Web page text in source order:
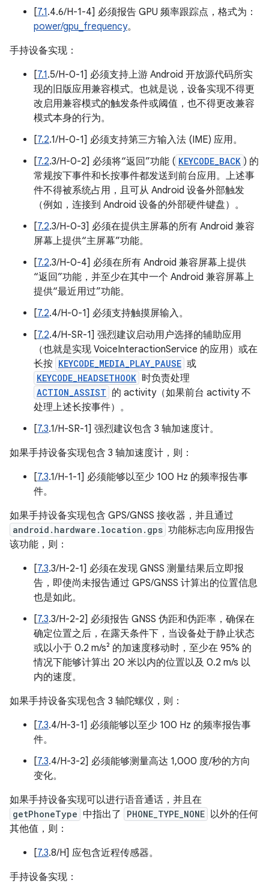
[7.1.4.6/H-1-4] 必须报告 GPU 频率跟踪点，格式为：
power/gpu_frequency。
手持设备实现：
[7.1.5/H-0-1] 必须支持上游 Android 开放源代码所实
现的旧版应用兼容模式。也就是说，设备实现不得更
改启用兼容模式的触发条件或阈值，也不得更改兼容
模式本身的行为。
[7.2.1/H-0-1] 必须支持第三方输入法 (IME) 应用。
[7.2.3/H-0-2] 必须将“返回”功能 ( KEYCODE_BACK ) 的
常规按下事件和长按事件都发送到前台应用。上述事
件不得被系统占用，且可从 Android 设备外部触发
（例如，连接到 Android 设备的外部硬件键盘）。
[7.2.3/H-0-3] 必须在提供主屏幕的所有 Android 兼容
屏幕上提供“主屏幕”功能。
[7.2.3/H-0-4] 必须在所有 Android 兼容屏幕上提供
“返回”功能，并至少在其中一个 Android 兼容屏幕上
提供“最近用过”功能。
[7.2.4/H-0-1] 必须支持触摸屏输入。
[7.2.4/H-SR-1] 强烈建议启动用户选择的辅助应用
（也就是实现 VoiceInteractionService 的应用）或在
长按 KEYCODE_MEDIA_PLAY_PAUSE 或
KEYCODE_HEADSETHOOK 时负责处理
ACTION_ASSIST 的 activity（如果前台 activity 不
处理上述长按事件）。
[7.3.1/H-SR-1] 强烈建议包含 3 轴加速度计。
如果手持设备实现包含 3 轴加速度计，则：
[7.3.1/H-1-1] 必须能够以至少 100 Hz 的频率报告事
件。
如果手持设备实现包含 GPS/GNSS 接收器，并且通过
android.hardware.location.gps 功能标志向应用报告
该功能，则：
[7.3.3/H-2-1] 必须在发现 GNSS 测量结果后立即报
告，即使尚未报告通过 GPS/GNSS 计算出的位置信息
也是如此。
[7.3.3/H-2-2] 必须报告 GNSS 伪距和伪距率，确保在
确定位置之后，在露天条件下，当设备处于静止状态
或以小于 0.2 m/s² 的加速度移动时，至少在 95% 的
情况下能够计算出 20 米以内的位置以及 0.2 m/s 以
内的速度。
如果手持设备实现包含 3 轴陀螺仪，则：
[7.3.4/H-3-1] 必须能够以至少 100 Hz 的频率报告事
件。
[7.3.4/H-3-2] 必须能够测量高达 1,000 度/秒的方向
变化。
如果手持设备实现可以进行语音通话，并且在
getPhoneType 中指出了 PHONE_TYPE_NONE 以外的任何
其他值，则：
[7.3.8/H] 应包含近程传感器。
手持设备实现：